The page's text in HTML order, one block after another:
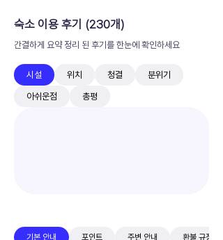
숙소 이용 후기 (230개)
간결하게 요약 정리 된 후기를 한눈에 확인하세요
시설 위치 청결 분위기
아쉬운점 총평
기본 안내 포인트 주변 안내 환불 규정